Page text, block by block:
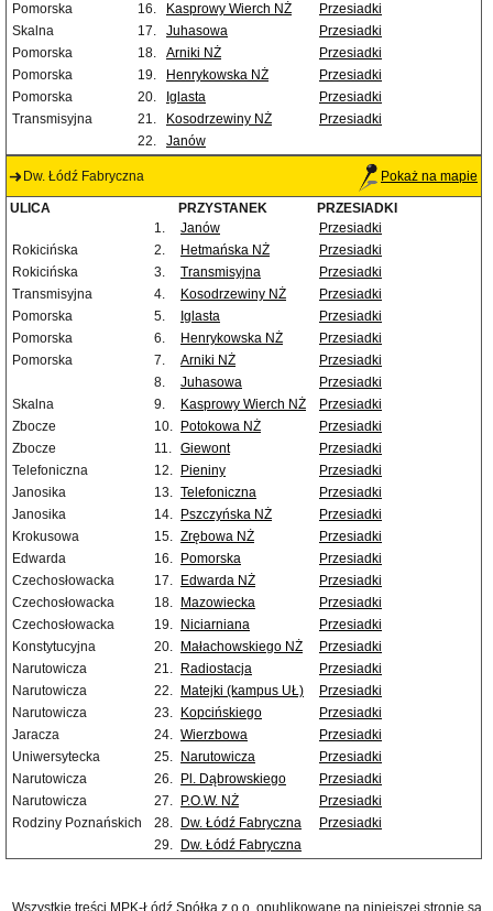
Pomorska
16. Kasprowy Wierch NŻ
Przesiadki
Skalna
17. Juhasowa
Przesiadki
Pomorska
18. Arniki NŻ
Przesiadki
Pomorska
19. Henrykowska NŻ
Przesiadki
Pomorska
20. Iglasta
Przesiadki
Transmisyjna
21. Kosodrzewiny NŻ
Przesiadki
22.
Janów
Dw. Łódź Fabryczna Pokaż na mapie
ULICA PRZYSTANEK
PRZESIADKI
1.
Janów
Przesiadki
Rokicińska
2. Hetmańska NŻ
Przesiadki
Rokicińska
3. Transmisyjna
Przesiadki
Transmisyjna
4. Kosodrzewiny NŻ
Przesiadki
Pomorska
5. Iglasta
Przesiadki
Pomorska
6. Henrykowska NŻ
Przesiadki
Pomorska
7. Arniki NŻ
Przesiadki
8.
Juhasowa
Przesiadki
Skalna
9. Kasprowy Wierch NŻ
Przesiadki
Zbocze
10. Potokowa NŻ
Przesiadki
Zbocze
11. Giewont
Przesiadki
Telefoniczna
12. Pieniny
Przesiadki
Janosika
13. Telefoniczna
Przesiadki
Janosika
14. Pszczyńska NŻ
Przesiadki
Krokusowa
15. Zrębowa NŻ
Przesiadki
Edwarda
16. Pomorska
Przesiadki
Czechosłowacka
17. Edwarda NŻ
Przesiadki
Czechosłowacka
18. Mazowiecka
Przesiadki
Czechosłowacka
19. Niciarniana
Przesiadki
Konstytucyjna
20. Małachowskiego NŻ
Przesiadki
Narutowicza
21. Radiostacja
Przesiadki
Narutowicza
22. Matejki (kampus UŁ)
Przesiadki
Narutowicza
23. Kopcińskiego
Przesiadki
Jaracza
24. Wierzbowa
Przesiadki
Uniwersytecka
25. Narutowicza
Przesiadki
Narutowicza
26. Pl. Dąbrowskiego
Przesiadki
Narutowicza
27. P.O.W. NŻ
Przesiadki
Rodziny Poznańskich
28. Dw. Łódź Fabryczna
Przesiadki
29.
Dw. Łódź Fabryczna
Wszystkie treści MPK-Łódź Spółka z o.o. opublikowane na niniejszej stronie są